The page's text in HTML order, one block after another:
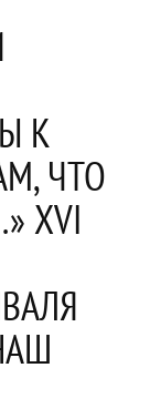
К
ЧТО
XVI